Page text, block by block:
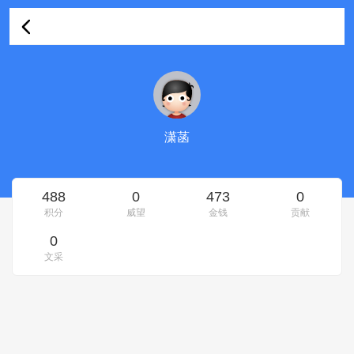
潇菡的资料
潇菡
488
积分
0
威望
473
金钱
0
贡献
0
文采